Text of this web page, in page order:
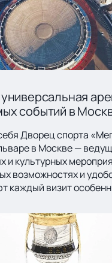
событий в
Дворец спорта
в Москве —
и культурных
возможностях и
каждый визит